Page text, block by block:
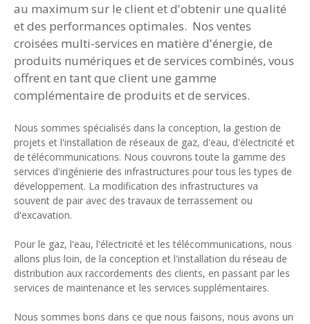
au maximum sur le client et d'obtenir une qualité
et des performances optimales. Nos ventes
croisées multi-services en matière d'énergie, de
produits numériques et de services combinés, vous
offrent en tant que client une gamme
complémentaire de produits et de services.
Nous sommes spécialisés dans la conception, la gestion de
projets et l'installation de réseaux de gaz, d'eau, d'électricité et
de télécommunications. Nous couvrons toute la gamme des
services d'ingénierie des infrastructures pour tous les types de
développement. La modification des infrastructures va
souvent de pair avec des travaux de terrassement ou
d'excavation.
Pour le gaz, l'eau, l'électricité et les télécommunications, nous
allons plus loin, de la conception et l'installation du réseau de
distribution aux raccordements des clients, en passant par les
services de maintenance et les services supplémentaires.
Nous sommes bons dans ce que nous faisons, nous avons un